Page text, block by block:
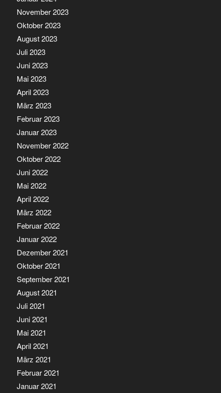
November 2023
Oktober 2023
August 2023
Juli 2023
Juni 2023
Mai 2023
April 2023
März 2023
Februar 2023
Januar 2023
November 2022
Oktober 2022
Juni 2022
Mai 2022
April 2022
März 2022
Februar 2022
Januar 2022
Dezember 2021
Oktober 2021
September 2021
August 2021
Juli 2021
Juni 2021
Mai 2021
April 2021
März 2021
Februar 2021
Januar 2021